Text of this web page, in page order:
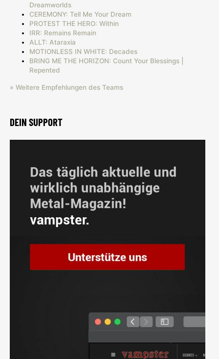
Dreamworlds
CEREMONY: Tell Me Your Dream
PROTEST THE HERO: Within
IRR: Remains Remain
ALLT: Ataraxia
MOTIONLESS IN WHITE: Decades
BRING ME THE HORIZON: Count Your Blessings |
Repented
» Weitere Empfehlungen des Teams
DEIN SUPPORT